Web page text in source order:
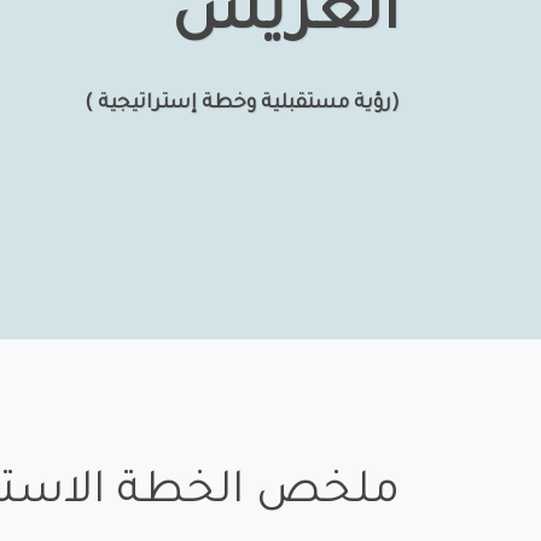
العريش
(رؤية مستقبلية وخطة إستراتيجية )
ملخص الخطة